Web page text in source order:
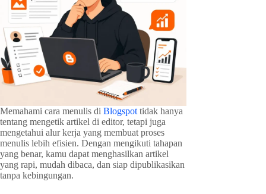
Memahami cara menulis di Blogspot tidak hanya
tentang mengetik artikel di editor, tetapi juga
mengetahui alur kerja yang membuat proses
menulis lebih efisien. Dengan mengikuti tahapan
yang benar, kamu dapat menghasilkan artikel
yang rapi, mudah dibaca, dan siap dipublikasikan
tanpa kebingungan.